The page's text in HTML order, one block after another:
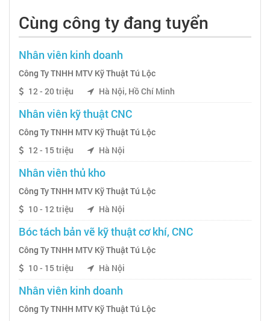
Cùng công ty đang tuyển
Nhân viên kinh doanh
Công Ty TNHH MTV Kỹ Thuật Tú Lộc
12 - 20 triệu
Hà Nội, Hồ Chí Minh
Nhân viên kỹ thuật CNC
Công Ty TNHH MTV Kỹ Thuật Tú Lộc
12 - 15 triệu
Hà Nội
Nhân viên thủ kho
Công Ty TNHH MTV Kỹ Thuật Tú Lộc
10 - 12 triệu
Hà Nội
Bóc tách bản vẽ kỹ thuật cơ khí, CNC
Công Ty TNHH MTV Kỹ Thuật Tú Lộc
10 - 15 triệu
Hà Nội
Nhân viên kinh doanh
Công Ty TNHH MTV Kỹ Thuật Tú Lộc